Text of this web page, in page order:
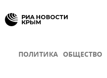
ПОЛИТИКА ОБЩЕСТВО